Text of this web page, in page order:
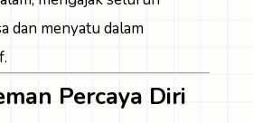
dan menyatu dalam
Percaya Diri